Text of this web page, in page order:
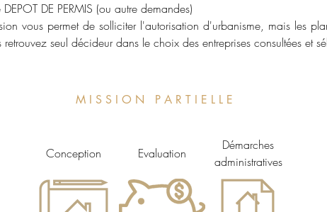
DE PERMIS (ou autre demandes)
vous permet de solliciter l'autorisation d'urbanisme, mais les
retrouvez seul décideur dans le choix des entreprises consultées et
M I S S I O N P A R T I E L L E
Conception Evaluation
Démarches
administratives